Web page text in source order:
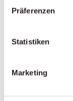
Präferenzen
Statistiken
Marketing
Anstellung,
vertrauten